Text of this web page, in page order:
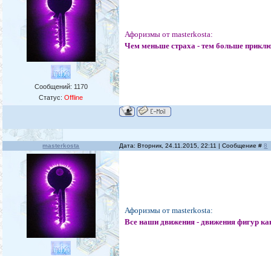
Сообщений: 1170
Статус:Offline
Афоризмы от masterkosta:
Чем меньше страха - тем больше
masterkosta Дата: Вторник, 24.11.2015, 22:11 | Сообщение #8
Афоризмы от masterkosta:
Все наши движения - движения фигур